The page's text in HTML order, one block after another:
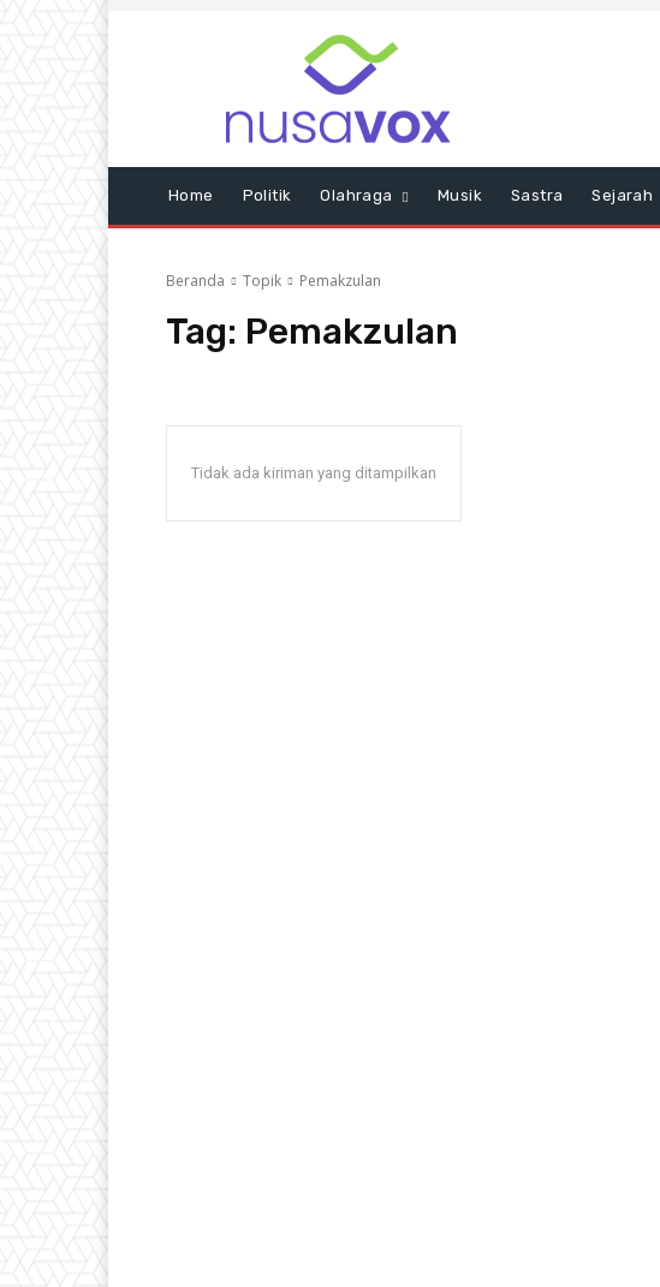
Home Politik Olahraga Musik Sastra Sejarah
Beranda Topik Pemakzulan
Tag: Pemakzulan
Tidak ada kiriman yang ditampilkan